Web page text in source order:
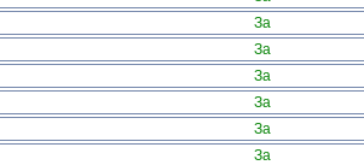
За
За
За
За
За
За